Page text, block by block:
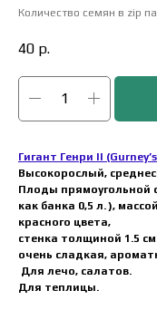
Количество семян в zip
40 р.
Гигант Генри II
Высокорослый,
Плоды прямоугольной
как банка 0,5 л. ),
красного цвета,
стенка толщиной 1.5
очень сладкая,
Для лечо, салатов.
Для теплицы.